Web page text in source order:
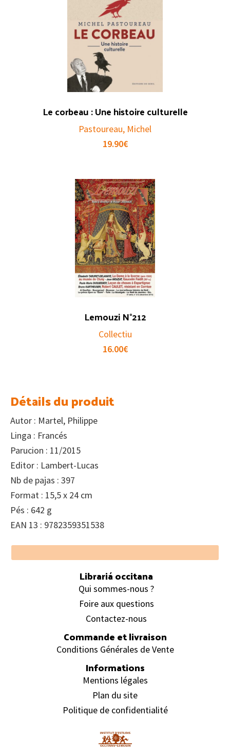
Le corbeau : Une histoire culturelle
Pastoureau, Michel
19.90€
Lemouzi N°212
Collectiu
16.00€
Détails du produit
Autor : Martel, Philippe
Linga : Francés
Parucion : 11/2015
Editor : Lambert-Lucas
Nb de pajas : 397
Format : 15,5 x 24 cm
Pés : 642 g
EAN 13 : 9782359351538
Footer
Librariá occitana
Qui sommes-nous ?
Foire aux questions
Contactez-nous
Commande et livraison
Conditions Générales de Vente
Informations
Mentions légales
Plan du site
Politique de confidentialité